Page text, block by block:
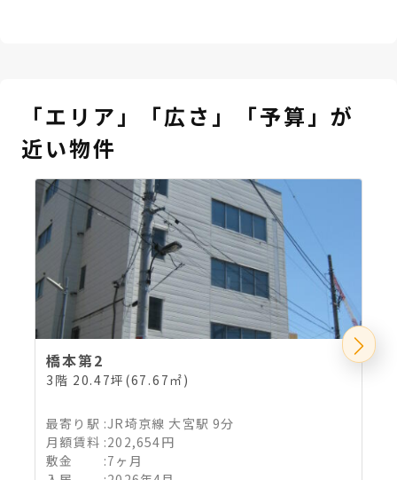
「エリア」「広さ」「予算」が
近い物件
橋本第2
3階 20.47坪(67.67㎡)
最寄り駅 :JR埼京線 大宮駅 9分
月額賃料 :202,654円
敷金
:7ヶ月